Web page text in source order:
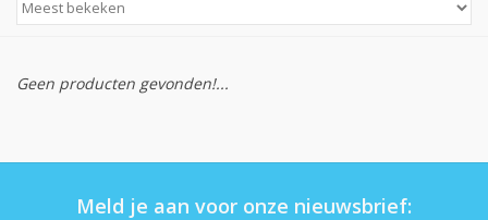
Nieuw
Prijs
Geen producten gevonden!...
Meld je aan voor onze nieuwsbrief: